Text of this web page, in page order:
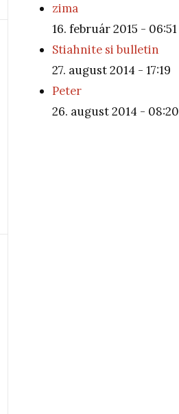
zima
16. február 2015 - 06:51
Stiahnite si bulletin
27. august 2014 - 17:19
Peter
26. august 2014 - 08:20